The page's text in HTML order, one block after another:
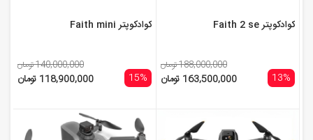
کوادکوپتر Faith 2 se
13%
188,000,000 تومان
163,500,000 تومان
کوادکوپتر Faith mini
15%
140,000,000 تومان
118,900,000 تومان